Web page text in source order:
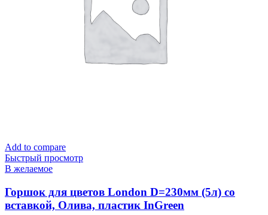
Add to compare
Быстрый просмотр
В желаемое
Горшок для цветов London D=230мм (5л) со
вставкой, Олива, пластик InGreen